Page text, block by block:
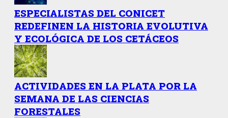
ESPECIALISTAS DEL CONICET
REDEFINEN LA HISTORIA EVOLUTIVA
Y ECOLÓGICA DE LOS CETÁCEOS
ACTIVIDADES EN LA PLATA POR LA
SEMANA DE LAS CIENCIAS
FORESTALES